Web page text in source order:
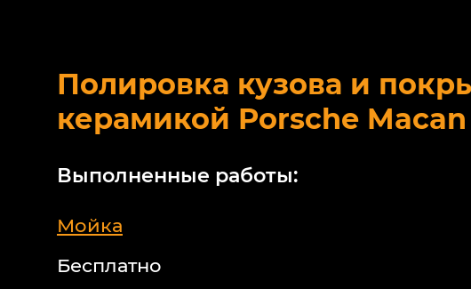
Полировка кузова и
керамикой Porsche Macan
Выполненные работы:
Мойка
Бесплатно